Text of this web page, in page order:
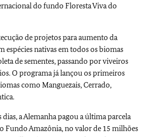
do fundo Floresta Viva do
de projetos para aumento da
espécies nativas em todos os biomas
de sementes, passando por viveiros
O programa já lançou os primeiros
como Manguezais, Cerrado,
dias, a Alemanha pagou a última parcela
Fundo Amazônia, no valor de 15 milhões